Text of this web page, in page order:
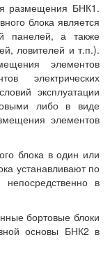
размещения БНК1.
блока является
панелей, а также
ловителей и т.п.).
элементов
электрических
эксплуатации
либо в виде
элементов
блока в один или
устанавливают по
в
бортовые блоки
основы БНК2 в